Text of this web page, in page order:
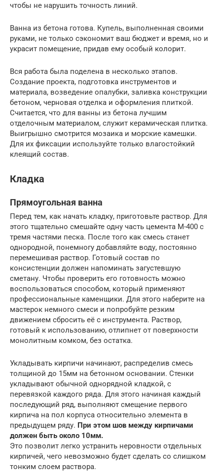
чтобы не нарушить точность линий.
Ванна из бетона готова. Купель, выполненная своими
руками, не только сэкономит ваш бюджет и время, но и
украсит помещение, придав ему особый колорит.
Вся работа была поделена в несколько этапов.
Создание проекта, подготовка инструментов и
материала, возведение опалубки, заливка конструкции
бетоном, черновая отделка и оформления плиткой.
Считается, что для ванны из бетона лучшим
отделочным материалом, служит керамическая плитка.
Выигрышно смотрится мозаика и морские камешки.
Для их фиксации используйте только влагостойкий
клеящий состав.
Кладка
Прямоугольная ванна
Перед тем, как начать кладку, приготовьте раствор. Для
этого тщательно смешайте одну часть цемента М-400 с
тремя частями песка. После того как смесь станет
однородной, понемногу добавляйте воду, постоянно
перемешивая раствор. Готовый состав по
консистенции должен напоминать загустевшую
сметану. Чтобы проверить его готовность можно
воспользоваться способом, который применяют
профессиональные каменщики. Для этого наберите на
мастерок немного смеси и попробуйте резким
движением сбросить её с инструмента. Раствор,
готовый к использованию, отлипнет от поверхности
монолитным комком, без остатка.
Укладывать кирпичи начинают, распределив смесь
толщиной до 15мм на бетонном основании. Стенки
укладывают обычной однорядной кладкой, с
перевязкой каждого ряда. Для этого начиная каждый
последующий ряд, выполняют смещение первого
кирпича на пол корпуса относительно элемента в
предыдущем ряду. При этом шов между кирпичами
должен быть около 10мм.
Это позволит легко устранить неровности отдельных
кирпичей, чего невозможно будет сделать со слишком
тонким слоем раствора.